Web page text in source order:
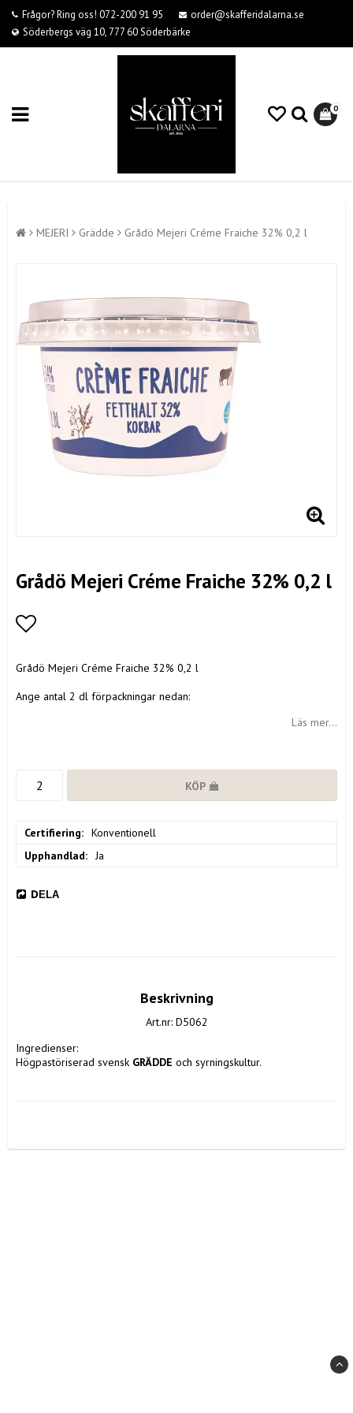
Frågor? Ring oss! 072-200 91 95
order@skafferidalarna.se
Söderbergs väg 10, 777 60 Söderbärke
0
MEJERI Grädde Grådö Mejeri Créme Fraiche 32% 0,2 l
Grådö Mejeri Créme Fraiche 32% 0,2 l
Grådö Mejeri Créme Fraiche 32% 0,2 l
Ange antal 2 dl förpackningar nedan:
Läs mer...
KÖP
Certifiering
Konventionell
Upphandlad
Ja
DELA
Beskrivning
Art.nr: D5062
Ingredienser:
Högpastöriserad svensk GRÄDDE och syrningskultur.